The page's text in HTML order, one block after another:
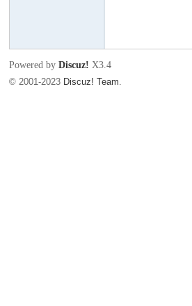
Powered byDiscuz! X3.4
© 2001-2023 Discuz! Team.